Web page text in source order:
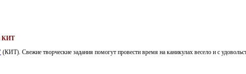
КИТ
(КИТ). Свежие творческие задания помогут провести время на каникулах весело и с